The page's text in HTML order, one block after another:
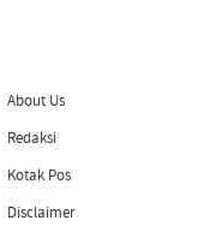
About Us
Redaksi
Kotak Pos
Disclaimer